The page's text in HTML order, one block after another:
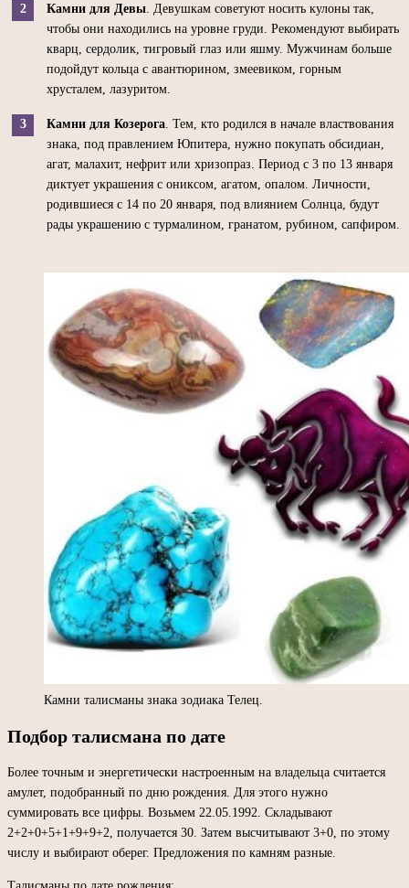
Камни для Девы . Девушкам советуют носить кулоны так,
чтобы они находились на уровне груди. Рекомендуют выбирать
кварц, сердолик, тигровый глаз или яшму. Мужчинам больше
подойдут кольца с авантюрином, змеевиком, горным
хрусталем, лазуритом.
Камни для Козерога . Тем, кто родился в начале властвования
знака, под правлением Юпитера, нужно покупать обсидиан,
агат, малахит, нефрит или хризопраз. Период с 3 по 13 января
диктует украшения с ониксом, агатом, опалом. Личности,
родившиеся с 14 по 20 января, под влиянием Солнца, будут
рады украшению с турмалином, гранатом, рубином, сапфиром.
Камни талисманы знака зодиака Телец.
Подбор талисмана по дате
Более точным и энергетически настроенным на владельца считается
амулет, подобранный по дню рождения. Для этого нужно
суммировать все цифры. Возьмем 22.05.1992. Складывают
2+2+0+5+1+9+9+2, получается 30. Затем высчитывают 3+0, по этому
числу и выбирают оберег. Предложения по камням разные.